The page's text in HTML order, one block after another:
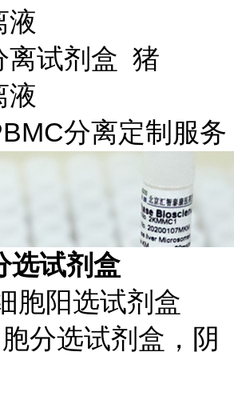
液
离试剂盒 猪
液
分离定制服务
选试剂盒
胞阳选试剂盒
分选试剂盒，阴